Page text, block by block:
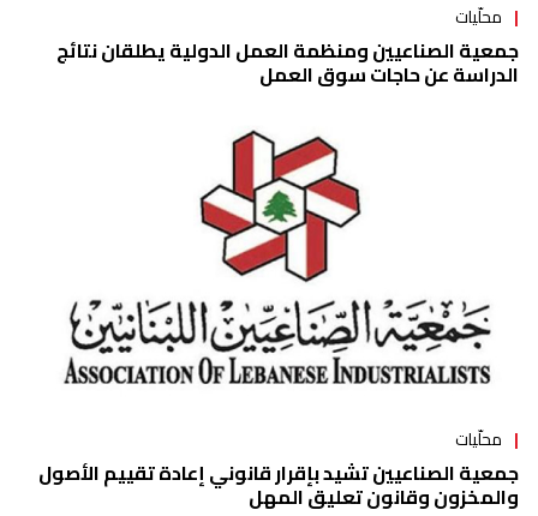
محلّيات
جمعية الصناعيين ومنظمة العمل الدولية يطلقان نتائج
الدراسة عن حاجات سوق العمل
محلّيات
جمعية الصناعيين تشيد بإقرار قانوني إعادة تقييم الأصول
والمخزون وقانون تعليق المهل